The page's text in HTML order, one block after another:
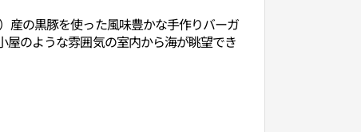
産の黒豚を使った風味豊かな手作りバーガ
屋のような雰囲気の室内から海が眺望でき